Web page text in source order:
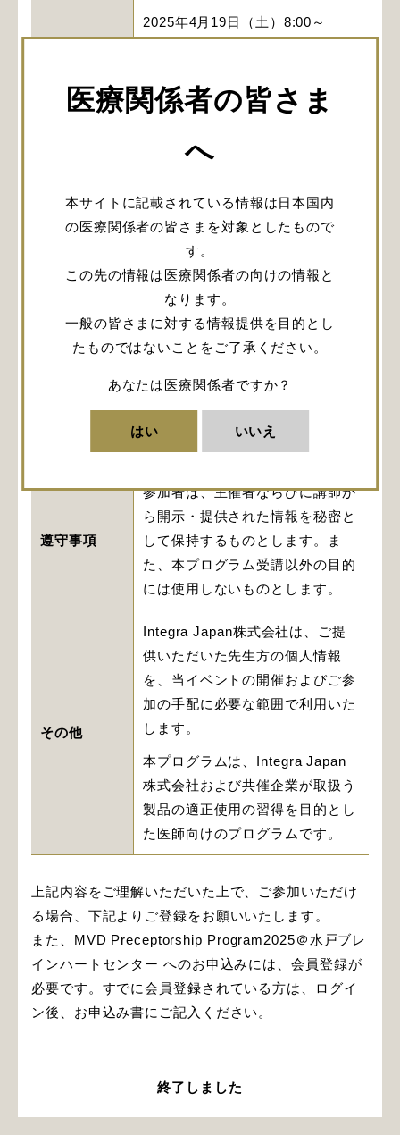
医療関係者の皆さま
へ
本サイトに記載されている情報は日本国内
の医療関係者の皆さまを対象としたもので
す。
この先の情報は医療関係者の向けの情報と
なります。
一般の皆さまに対する情報提供を目的とし
たものではないことをご了承ください。
あなたは医療関係者ですか？
はい いいえ
2025年4月19日（土）8:00～
1日目：水戸ブレインハートセン
ター（茨城県水戸市青柳町4028
ン水戸（茨城県水戸市宮町1丁目
7-20 MAP ）
医療従事者
医師
交通・宿泊
東武トップツアーズIntegra
Japanデスク担当よりご連絡いた
します。
つきましては、個別に担当者より
ご案内いたします。）
遵守事項
参加者は、主催者ならびに講師か
ら開示・提供された情報を秘密と
して保持するものとします。ま
た、本プログラム受講以外の目的
には使用しないものとします。
その他
Integra Japan株式会社は、ご提
供いただいた先生方の個人情報
を、当イベントの開催およびご参
加の手配に必要な範囲で利用いた
します。
本プログラムは、Integra Japan
株式会社および共催企業が取扱う
製品の適正使用の習得を目的とし
た医師向けのプログラムです。
上記内容をご理解いただいた上で、ご参加いただけ
る場合、下記よりご登録をお願いいたします。
また、MVD Preceptorship Program2025＠水戸ブレ
インハートセンター へのお申込みには、会員登録が
必要です。すでに会員登録されている方は、ログイ
ン後、お申込み書にご記入ください。
終了しました